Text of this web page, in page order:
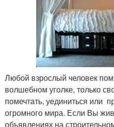
Любой взрослый человек
волшебном уголке, только
помечтать, уединиться или
огромного мира. Если Вы
объявлениях на